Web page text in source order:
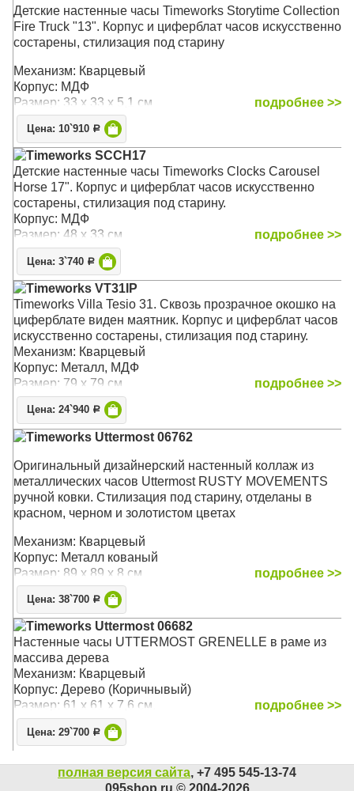
Детские настенные часы Timeworks Storytime Collection
Fire Truck "13". Корпус и циферблат часов искусственно
состарены, стилизация под старину
Механизм: Кварцевый
Корпус: МДФ
Размер: 33 х 33 х 5,1 см
подробнее >>
Цена: 10`910 Р
Timeworks SCCH17
Детские настенные часы Timeworks Clocks Carousel
Horse 17". Корпус и циферблат часов искусственно
состарены, стилизация под старину.
Корпус: МДФ
Размер: 48 х 33 см
подробнее >>
Цена: 3`740 Р
Timeworks VT31IP
Timeworks Villa Tesio 31. Сквозь прозрачное окошко на
циферблате виден маятник. Корпус и циферблат часов
искусственно состарены, стилизация под старину.
Механизм: Кварцевый
Корпус: Металл, МДФ
Размер: 79 х 79 см
подробнее >>
Цена: 24`940 Р
Timeworks Uttermost 06762
Оригинальный дизайнерский настенный коллаж из
металлических часов Uttermost RUSTY MOVEMENTS
ручной ковки. Стилизация под старину, отделаны в
красном, черном и золотистом цветах
Механизм: Кварцевый
Корпус: Металл кованый
Размер: 89 х 89 х 8 см
подробнее >>
Цена: 38`700 Р
Timeworks Uttermost 06682
Настенные часы UTTERMOST GRENELLE в раме из
массива дерева
Механизм: Кварцевый
Корпус: Дерево (Коричнывый)
Размер: 61 х 61 х 7,6 см.
подробнее >>
Цена: 29`700 Р
полная версия сайта, +7 495 545-13-74
095shop.ru © 2004-2026